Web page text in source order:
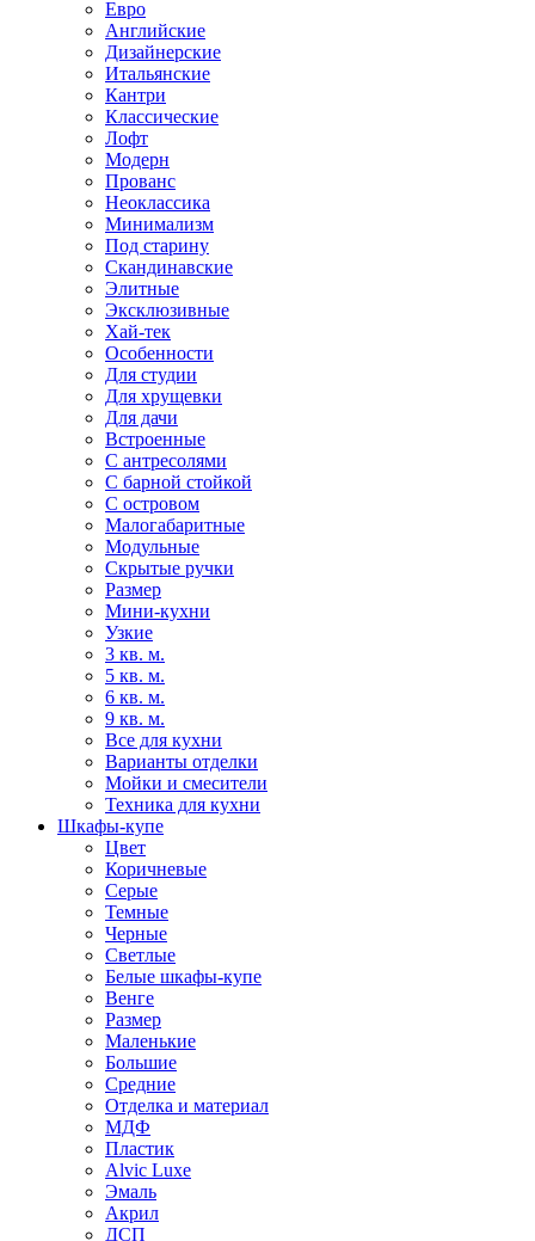
Евро
Английские
Дизайнерские
Итальянские
Кантри
Классические
Лофт
Модерн
Прованс
Неоклассика
Минимализм
Под старину
Скандинавские
Элитные
Эксклюзивные
Хай-тек
Особенности
Для студии
Для хрущевки
Для дачи
Встроенные
С антресолями
С барной стойкой
С островом
Малогабаритные
Модульные
Скрытые ручки
Размер
Мини-кухни
Узкие
3 кв. м.
5 кв. м.
6 кв. м.
9 кв. м.
Все для кухни
Варианты отделки
Мойки и смесители
Техника для кухни
Шкафы-купе
Цвет
Коричневые
Серые
Темные
Черные
Светлые
Белые шкафы-купе
Венге
Размер
Маленькие
Большие
Средние
Отделка и материал
МДФ
Пластик
Alvic Luxe
Эмаль
Акрил
ДСП